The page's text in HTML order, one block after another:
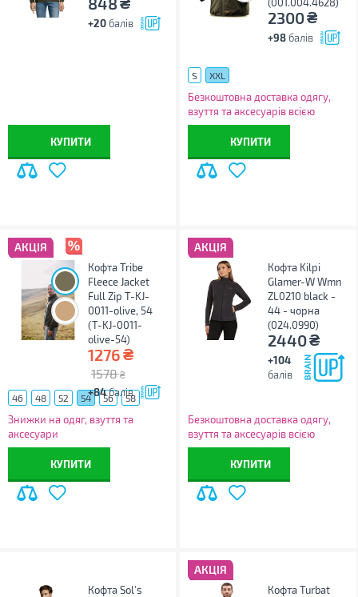
+20 балів
КУПИТИ
2300₴
+98 балів
S XXL
Безкоштовна доставка одягу,
взуття та аксесуарів всією
Україною!
КУПИТИ
АКЦІЯ
Кофта Tribe
Fleece Jacket
Full Zip T-KJ-
0011-olive, 54
(T-KJ-0011-
olive-54)
1276₴
1578 ₴
+84балів
46 48 52 54 56 58
Знижки на одяг, взуття та
аксесуари
КУПИТИ
АКЦІЯ
Кофта Kilpi
Glamer-W Wmn
ZL0210 black -
44 - чорна
(024.0990)
2440₴
+104
балів
Безкоштовна доставка одягу,
взуття та аксесуарів всією
Україною!
КУПИТИ
Кофта Sol's
АКЦІЯ
Кофта Turbat